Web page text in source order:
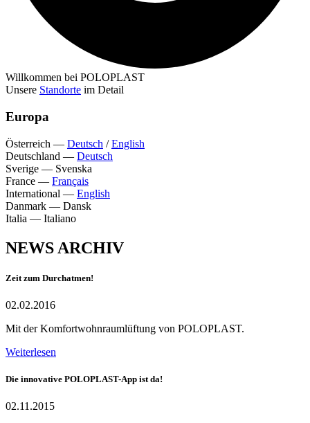
Willkommen bei POLOPLAST
Unsere Standorte im Detail
Europa
Österreich — Deutsch /English
Deutschland — Deutsch
Sverige — Svenska
France — Français
International — English
Danmark — Dansk
Italia — Italiano
NEWS ARCHIV
Zeit zum Durchatmen!
02.02.2016
Mit der Komfortwohnraumlüftung von POLOPLAST.
Weiterlesen
Die innovative POLOPLAST-App ist da!
02.11.2015